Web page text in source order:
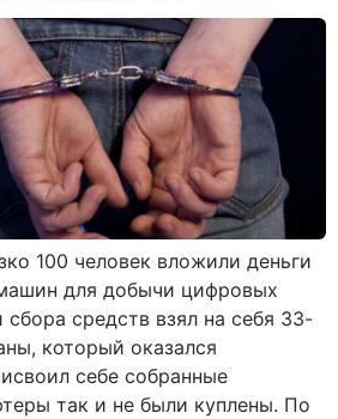
100 человек вложили деньги
для добычи цифровых
сбора средств взял на себя 33-
который оказался
себе собранные
так и не были куплены. По